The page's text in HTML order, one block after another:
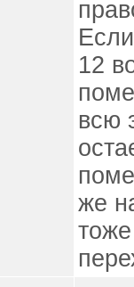
12
всю
же